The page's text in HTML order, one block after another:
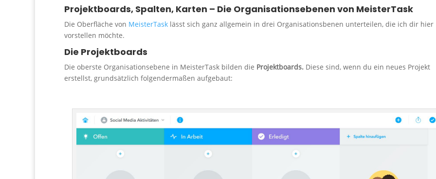
Projektboards, Spalten, Karten – Die Organisationsebenen von MeisterTask
Die Oberfläche von MeisterTask lässt sich ganz allgemein in drei Organisationsbenen unterteilen, die ich dir hier
vorstellen möchte.
Die Projektboards
Die oberste Organisationsebene in MeisterTask bilden die Projektboards. Diese sind, wenn du ein neues Projekt
erstellst, grundsätzlich folgendermaßen aufgebaut: